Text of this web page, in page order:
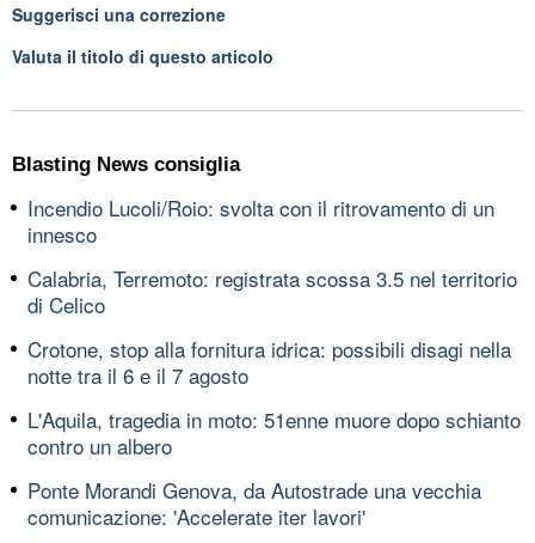
Suggerisci una correzione
Valuta il titolo di questo articolo
Blasting News consiglia
Incendio Lucoli/Roio: svolta con il ritrovamento di un
innesco
Calabria, Terremoto: registrata scossa 3.5 nel territorio
di Celico
Crotone, stop alla fornitura idrica: possibili disagi nella
notte tra il 6 e il 7 agosto
L'Aquila, tragedia in moto: 51enne muore dopo schianto
contro un albero
Ponte Morandi Genova, da Autostrade una vecchia
comunicazione: 'Accelerate iter lavori'